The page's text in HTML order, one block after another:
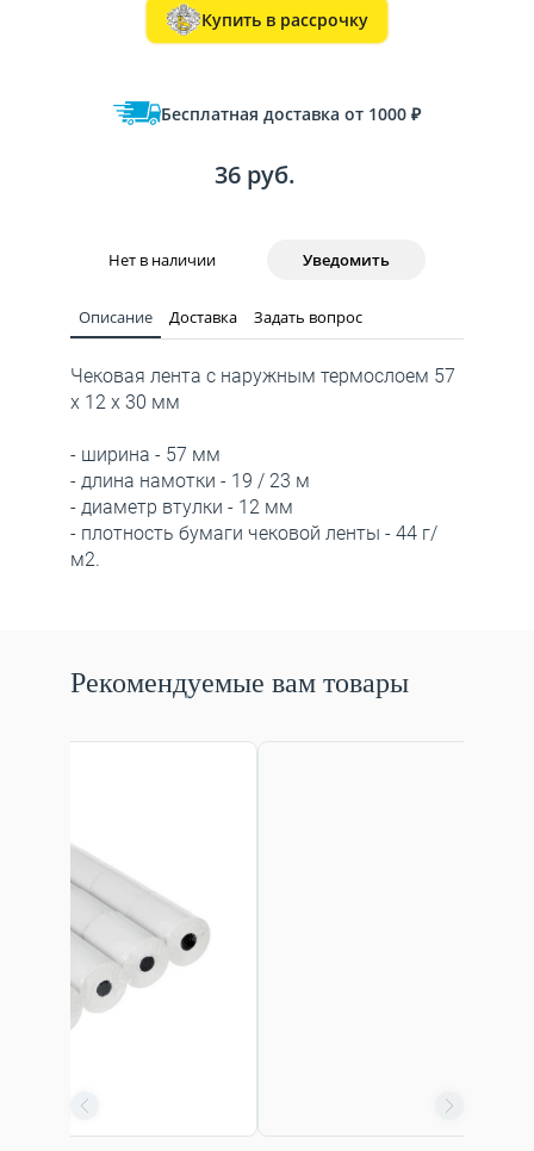
36 руб.
Нет в наличии Уведомить
Купить в рассрочку
Бесплатная доставка от 1000 ₽
Описание Доставка Задать вопрос
Чековая лента с наружным термослоем 57
х 12 х 30 мм
- ширина - 57 мм
- длина намотки - 19 / 23 м
- диаметр втулки - 12 мм
- плотность бумаги чековой ленты - 44 г/
м2.
Рекомендуемые вам товары